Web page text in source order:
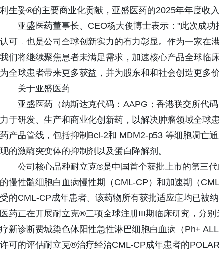
利生妥®的主要商业化贡献，亚盛医药的2025年年度收
亚盛医药董事长、CEO杨大俊博士表示："此次成
认可，也是公司全球创新实力的有力彰显。作为一家在
我们将继续聚焦患者未满足需求，加速核心产品全球临
为全球患者带来更多获益，并为股东和和社会创造更多
关于亚盛医药
亚盛医药（纳斯达克代码：AAPG；香港联交所代
力于研发、生产和商业化创新药，以解决肿瘤领域全球
药产品管线，包括抑制Bcl-2和 MDM2-p53 等细胞凋亡
现的激酶突变体的抑制剂以及蛋白降解剂。
公司核心品种耐立克®是中国首个获批上市的第三
的慢性髓细胞白血病慢性期（CML-CP）和加速期（
受的CML-CP成年患者。该药物所有获批适应症均已被
医药正在开展耐立克®三项全球注册III期临床研究，分
疗新诊断费城染色体阳性急性淋巴细胞白血病（Ph+
许可的评估耐立克®治疗经治CML-CP成年患者的